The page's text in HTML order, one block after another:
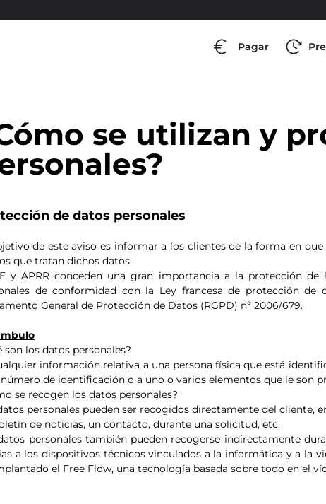
Pagar
se utilizan y
de datos personales
de este aviso es informar a los clientes de la forma en
que tratan dichos datos.
y APRR conceden una gran importancia a la protección
de conformidad con la Ley francesa de protección
General de Protección de Datos (RGPD) nº 2006/679.
son los datos personales?
información relativa a una persona física que está
de identificación o a uno o varios elementos que le son
se recogen los datos personales?
personales pueden ser recogidos directamente del cliente,
de noticias, un contacto, durante una solicitud, etc.
personales también pueden recogerse indirectamente
a los dispositivos técnicos vinculados a la informática y a la
el Free Flow, una tecnología basada sobre todo en el